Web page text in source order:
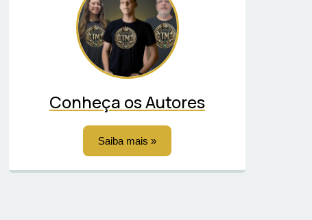
Conheça os Autores
Saiba mais »